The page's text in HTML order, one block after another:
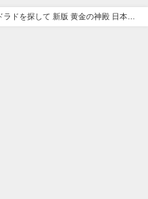
ラドを探して 新版 黄金の神殿 日本語
」の概略と予約購入可能なショッ